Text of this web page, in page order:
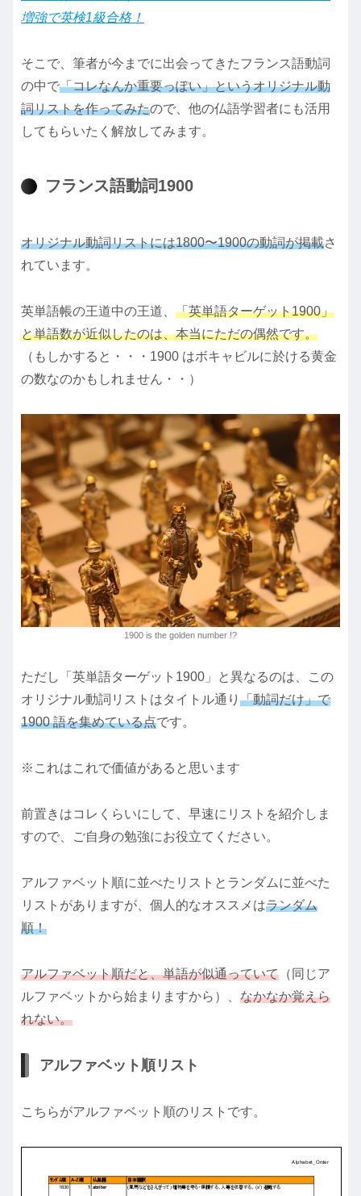
増強で英検1級合格！
そこで、筆者が今までに出会ってきたフランス語動詞
の中で「コレなんか重要っぽい」というオリジナル動
詞リストを作ってみたので、他の仏語学習者にも活用
してもらいたく解放してみます。
フランス語動詞1900
オリジナル動詞リストには1800〜1900の動詞が掲載さ
れています。
英単語帳の王道中の王道、 「英単語ターゲット1900」
と単語数が近似したのは、本当にただの偶然です。
（もしかすると・・・1900 はボキャビルに於ける黄金
の数なのかもしれません・・）
1900 is the golden number !?
ただし「英単語ターゲット1900」と異なるのは、この
オリジナル動詞リストはタイトル通り 「動詞だけ」で
1900 語を集めている点です。
※これはこれで価値があると思います
前置きはコレくらいにして、早速にリストを紹介しま
すので、ご自身の勉強にお役立てください。
アルファベット順に並べたリストとランダムに並べた
リストがありますが、個人的なオススメはランダム
順！
アルファベット順だと、単語が似通っていて （同じア
ルファベットから始まりますから）、 なかなか覚えら
れない。
アルファベット順リスト
こちらがアルファベット順のリストです。